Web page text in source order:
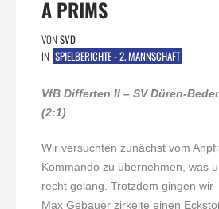
A PRIMS
VON SVD
IN SPIELBERICHTE - 2. MANNSCHAFT
VfB Differten II – SV Düren-
(2:1)
Wir versuchten zunächst vom
Kommando zu übernehmen, was
recht gelang. Trotzdem gingen
Max Gebauer zirkelte einen